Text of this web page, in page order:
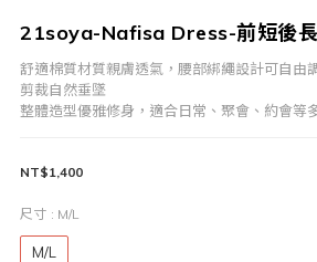
21soya-Nafisa Dress-前短後
舒適棉質材質親膚透氣，腰部綁繩設計可自由
剪裁自然垂墜
整體造型優雅修身，適合日常、聚會、約會等
NT$1,400
尺寸 : M/L
M/L